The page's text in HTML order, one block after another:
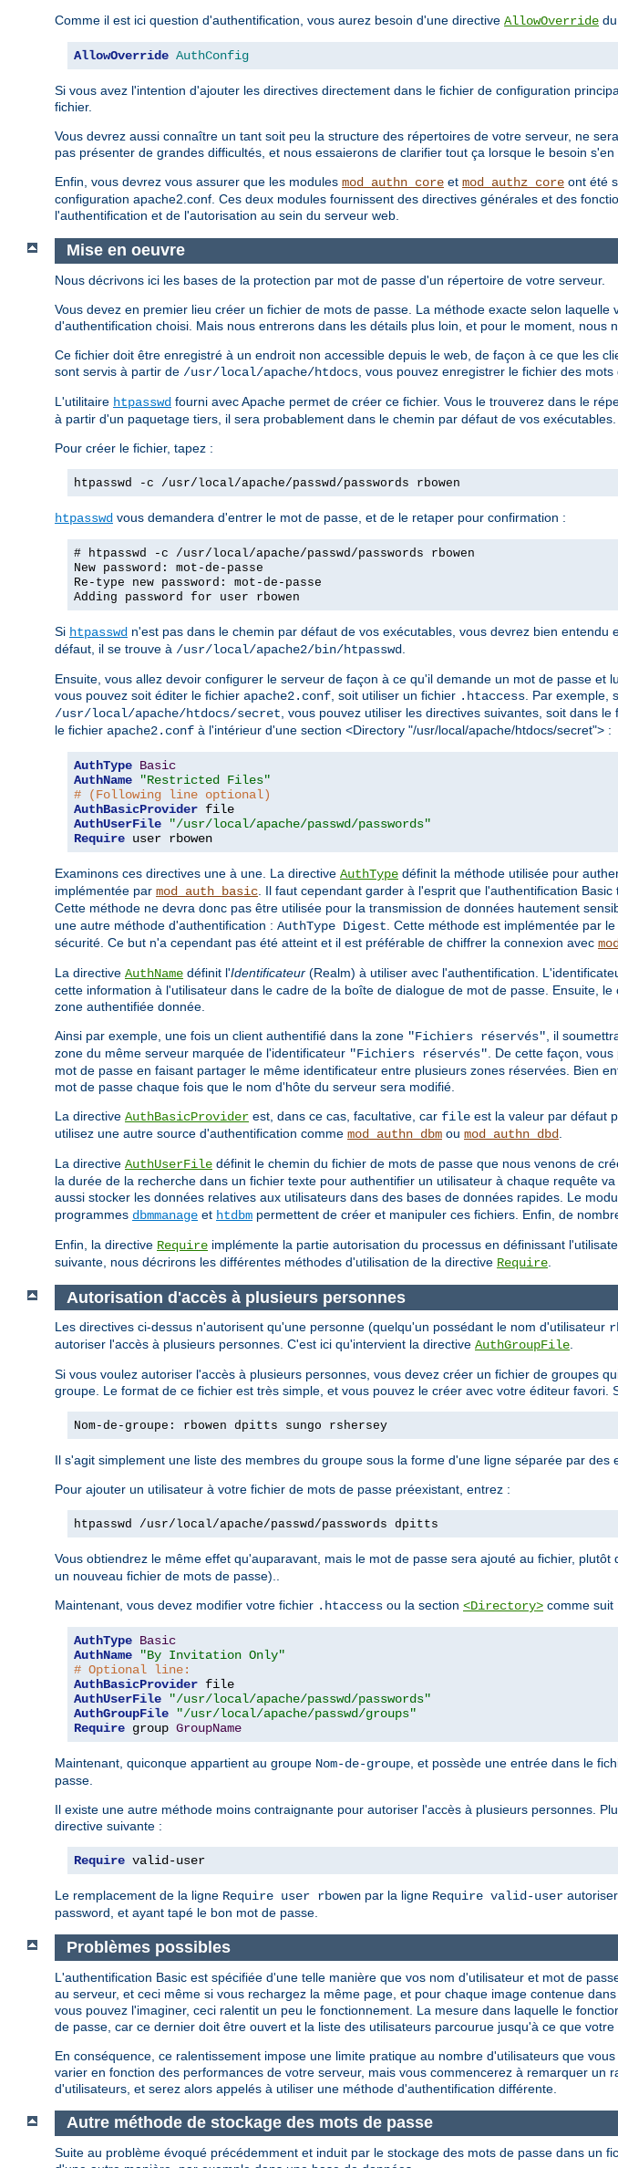
Comme il est ici question d'authentification, vous aurez besoin d'une directive AllowOverride
AllowOverride AuthConfig
Si vous avez l'intention d'ajouter les directives directement dans le fichier de configuration
fichier.
Vous devrez aussi connaître un tant soit peu la structure des répertoires de votre serveur, ne
pas présenter de grandes difficultés, et nous essaierons de clarifier tout ça lorsque le besoin s'en
Enfin, vous devrez vous assurer que les modules mod_authn_core et mod_authz_core ont été
configuration apache2.conf. Ces deux modules fournissent des directives générales et des
l'authentification et de l'autorisation au sein du serveur web.
Mise en oeuvre
Nous décrivons ici les bases de la protection par mot de passe d'un répertoire de votre serveur.
Vous devez en premier lieu créer un fichier de mots de passe. La méthode exacte selon
d'authentification choisi. Mais nous entrerons dans les détails plus loin, et pour le moment, nous
Ce fichier doit être enregistré à un endroit non accessible depuis le web, de façon à ce que les
sont servis à partir de /usr/local/apache/htdocs , vous pouvez enregistrer le fichier des
L'utilitaire htpasswd fourni avec Apache permet de créer ce fichier. Vous le trouverez dans le
à partir d'un paquetage tiers, il sera probablement dans le chemin par défaut de vos exécutables.
Pour créer le fichier, tapez :
htpasswd -c /usr/local/apache/passwd/passwords rbowen
htpasswd vous demandera d'entrer le mot de passe, et de le retaper pour confirmation :
# htpasswd -c /usr/local/apache/passwd/passwords rbowen
New password: mot-de-passe
Re-type new password: mot-de-passe
Adding password for user rbowen
Si htpasswd n'est pas dans le chemin par défaut de vos exécutables, vous devrez bien
défaut, il se trouve à /usr/local/apache2/bin/htpasswd
Ensuite, vous allez devoir configurer le serveur de façon à ce qu'il demande un mot de passe et
vous pouvez soit éditer le fichier apache2.conf , soit utiliser un fichier .htaccess . Par
/usr/local/apache/htdocs/secret , vous pouvez utiliser les directives suivantes, soit dans le
le fichier apache2.conf à l'intérieur d'une section <Directory "/usr/local/apache/htdocs/secret"> :
AuthType Basic
AuthName
"Restricted Files"
# (Following line optional)
AuthBasicProvider
AuthUserFile
"/usr/local/apache/passwd/passwords"
Require user rbowen
Examinons ces directives une à une. La directive AuthType définit la méthode utilisée pour
implémentée par mod_auth_basic . Il faut cependant garder à l'esprit que l'authentification
Cette méthode ne devra donc pas être utilisée pour la transmission de données hautement
une autre méthode d'authentification : AuthType Digest . Cette méthode est implémentée par
sécurité. Ce but n'a cependant pas été atteint et il est préférable de chiffrer la connexion avec
La directive AuthName définit l'Identificateur (Realm) à utiliser avec l'authentification.
cette information à l'utilisateur dans le cadre de la boîte de dialogue de mot de passe. Ensuite,
zone authentifiée donnée.
Ainsi par exemple, une fois un client authentifié dans la zone "Fichiers réservés" , il
zone du même serveur marquée de l'identificateur "Fichiers réservés" . De cette façon,
mot de passe en faisant partager le même identificateur entre plusieurs zones réservées. Bien
mot de passe chaque fois que le nom d'hôte du serveur sera modifié.
La directive AuthBasicProvider est, dans ce cas, facultative, car file est la valeur par défaut
utilisez une autre source d'authentification comme mod_authn_dbm ou mod_authn_dbd
La directive AuthUserFile définit le chemin du fichier de mots de passe que nous venons de
la durée de la recherche dans un fichier texte pour authentifier un utilisateur à chaque requête
aussi stocker les données relatives aux utilisateurs dans des bases de données rapides. Le
programmes dbmmanage et htdbm permettent de créer et manipuler ces fichiers. Enfin, de
Enfin, la directive Require implémente la partie autorisation du processus en définissant
suivante, nous décrirons les différentes méthodes d'utilisation de la directive Require
Autorisation d'accès à plusieurs personnes
Les directives ci-dessus n'autorisent qu'une personne (quelqu'un possédant le nom d'utilisateur
autoriser l'accès à plusieurs personnes. C'est ici qu'intervient la directive AuthGroupFile.
Si vous voulez autoriser l'accès à plusieurs personnes, vous devez créer un fichier de groupes
groupe. Le format de ce fichier est très simple, et vous pouvez le créer avec votre éditeur favori.
Nom-de-groupe: rbowen dpitts sungo rshersey
Il s'agit simplement une liste des membres du groupe sous la forme d'une ligne séparée par des
Pour ajouter un utilisateur à votre fichier de mots de passe préexistant, entrez :
htpasswd /usr/local/apache/passwd/passwords dpitts
Vous obtiendrez le même effet qu'auparavant, mais le mot de passe sera ajouté au fichier,
un nouveau fichier de mots de passe)..
Maintenant, vous devez modifier votre fichier .htaccess ou la section <Directory> comme suit
AuthType Basic
AuthName
"By Invitation Only"
# Optional line:
AuthBasicProvider
AuthUserFile
"/usr/local/apache/passwd/passwords"
AuthGroupFile
"/usr/local/apache/passwd/groups"
Require group GroupName
Maintenant, quiconque appartient au groupe Nom-de-groupe, et possède une entrée dans le
passe.
Il existe une autre méthode moins contraignante pour autoriser l'accès à plusieurs personnes.
directive suivante :
Require valid-user
Le remplacement de la ligne Require user rbowen par la ligne Require valid-user
password, et ayant tapé le bon mot de passe.
Problèmes possibles
L'authentification Basic est spécifiée d'une telle manière que vos nom d'utilisateur et mot de
au serveur, et ceci même si vous rechargez la même page, et pour chaque image contenue
vous pouvez l'imaginer, ceci ralentit un peu le fonctionnement. La mesure dans laquelle le
de passe, car ce dernier doit être ouvert et la liste des utilisateurs parcourue jusqu'à ce que
En conséquence, ce ralentissement impose une limite pratique au nombre d'utilisateurs que
varier en fonction des performances de votre serveur, mais vous commencerez à remarquer un
d'utilisateurs, et serez alors appelés à utiliser une méthode d'authentification différente.
Autre méthode de stockage des mots de passe
Suite au problème évoqué précédemment et induit par le stockage des mots de passe dans un